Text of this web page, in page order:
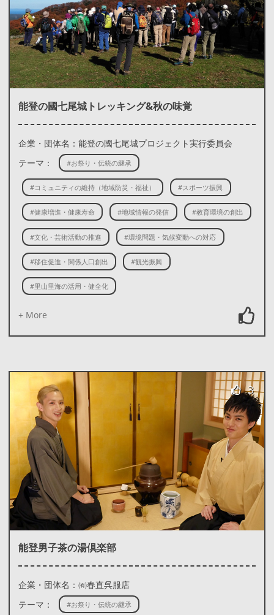
能登の國七尾城トレッキング&秋の味覚
企業・団体名：能登の國七尾城プロジェクト実行委員会
テーマ：
#お祭り・伝統の継承
#コミュニティの維持（地域防災・福祉） #スポーツ振興
#健康増進・健康寿命 #地域情報の発信 #教育環境の創出
#文化・芸術活動の推進 #環境問題・気候変動への対応
#移住促進・関係人口創出 #観光振興
#里山里海の活用・健全化
+ More
3
能登男子茶の湯倶楽部
企業・団体名：㈲春直呉服店
テーマ：
#お祭り・伝統の継承